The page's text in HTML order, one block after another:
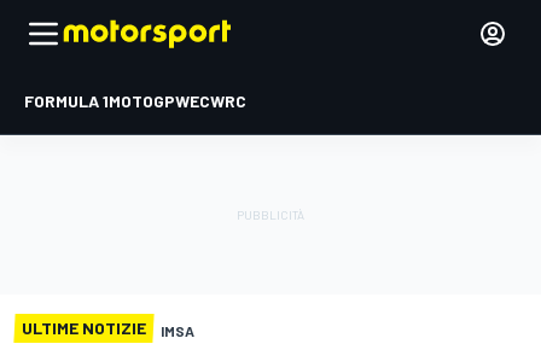
FORMULA 1MOTOGPWECWRC
ULTIME NOTIZIE IMSA